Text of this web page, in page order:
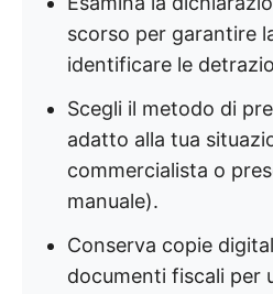
scorso per garantire
identificare le
Scegli il metodo di
adatto alla tua
commercialista o
manuale).
Conserva copie
documenti fiscali per